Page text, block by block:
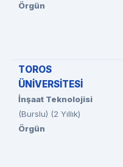
Örgün
TOROS
ÜNİVERSİTESİ
İnşaat Teknolojisi
(Burslu) (2 Yıllık)
Örgün